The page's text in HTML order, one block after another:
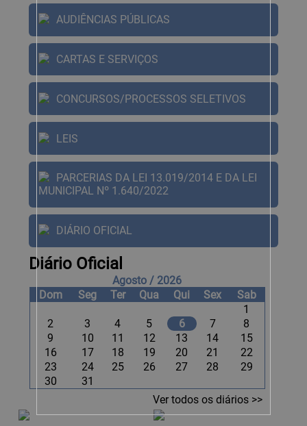
AUDIÊNCIAS PÚBLICAS
CARTAS E SERVIÇOS
CONCURSOS/PROCESSOS SELETIVOS
LEIS
PARCERIAS DA LEI 13.019/2014 E DA LEI
MUNICIPAL Nº 1.640/2022
DIÁRIO OFICIAL
Diário Oficial
Agosto / 2026
Dom
Seg Ter Qua Qui Sex
Sab
1
2
3 4 5 6 7
8
9
10 11 12 13 14
15
16
17 18 19 20 21
22
23
24 25 26 27 28
29
30
31
Ver todos os diários >>